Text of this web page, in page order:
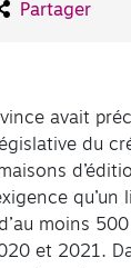
Partager
avait
du
moins
et 2021.